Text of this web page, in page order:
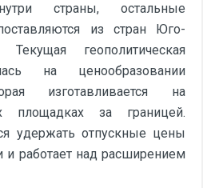
страны, остальные
из стран Юго-
геополитическая
на ценообразовании
изготавливается на
площадках за границей.
удержать отпускные цены
и работает над расширением